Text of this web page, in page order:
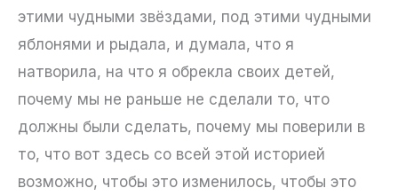
этими чудными звёздами, под этими чудными
яблонями и рыдала, и думала, что я
натворила, на что я обрекла своих детей,
почему мы не раньше не сделали то, что
должны были сделать, почему мы поверили в
то, что вот здесь со всей этой историей
возможно, чтобы это изменилось, чтобы это